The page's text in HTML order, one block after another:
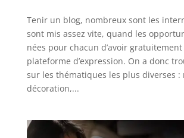
Tenir un blog, nombreux sont les
sont mis assez vite, quand les
nées pour chacun d’avoir
plateforme d’expression. On a donc
sur les thématiques les plus diverses :
décoration,...